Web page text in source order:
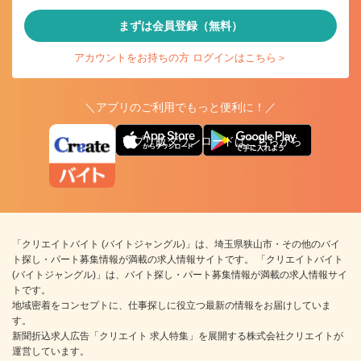
まずは会員登録（無料）
アカウントをお持ちの方 ログインはこちら＞
＼アプリのご利用でもっと便利に！／
アプリ版ダウンロードはこちらから
「クリエイトバイト (バイトジャングル)」は、埼玉県狭山市・その他のバイ
ト探し・パート募集情報が満載の求人情報サイトです。 「クリエイトバイト
(バイトジャングル)」は、バイト探し・パート募集情報が満載の求人情報サイ
トです。
地域密着をコンセプトに、仕事探しに役立つ最新の情報をお届けしていま
す。
新聞折込求人広告「クリエイト 求人特集」を展開する株式会社クリエイトが
運営しています。